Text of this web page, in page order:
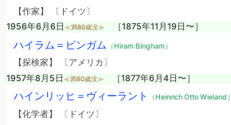
【作家】 〔ドイツ〕
1956年6月6日 ≪満80歳没≫ ［1875年11月19日〜］
ハイラム＝ビンガム （Hiram Bingham）
【探検家】 〔アメリカ〕
1957年8月5日 ≪満80歳没≫ ［1877年6月4日〜］
ハインリッヒ＝ヴィーラント （Heinrich Otto Wieland）
【化学者】 〔ドイツ〕